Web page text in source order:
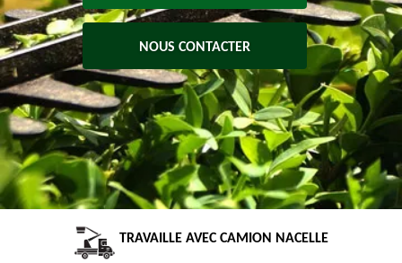
NOUS CONTACTER
TRAVAILLE AVEC CAMION NACELLE